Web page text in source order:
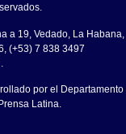
a 19, Vedado, La Habana,
(+53) 7 838 3497
por el
Latina.